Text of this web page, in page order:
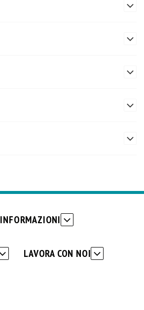
INFORMAZIONI
LAVORA CON NOI